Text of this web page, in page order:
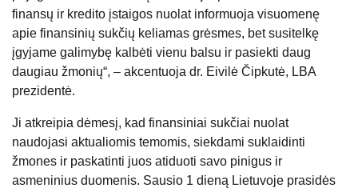
finansų ir kredito įstaigos nuolat informuoja visuomenę
apie finansinių sukčių keliamas grėsmes, bet susitelkę
įgyjame galimybę kalbėti vienu balsu ir pasiekti daug
daugiau žmonių“, – akcentuoja dr. Eivilė Čipkutė, LBA
prezidentė.
Ji atkreipia dėmesį, kad finansiniai sukčiai nuolat
naudojasi aktualiomis temomis, siekdami suklaidinti
žmones ir paskatinti juos atiduoti savo pinigus ir
asmeninius duomenis. Sausio 1 dieną Lietuvoje prasidės